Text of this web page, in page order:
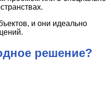
и они идеально
решение?